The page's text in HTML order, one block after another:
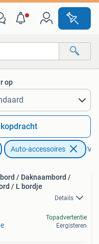
op
Auto-accessoires
/ Daknaambord /
/ L bordje
Details
Topadvertentie
Eergisteren